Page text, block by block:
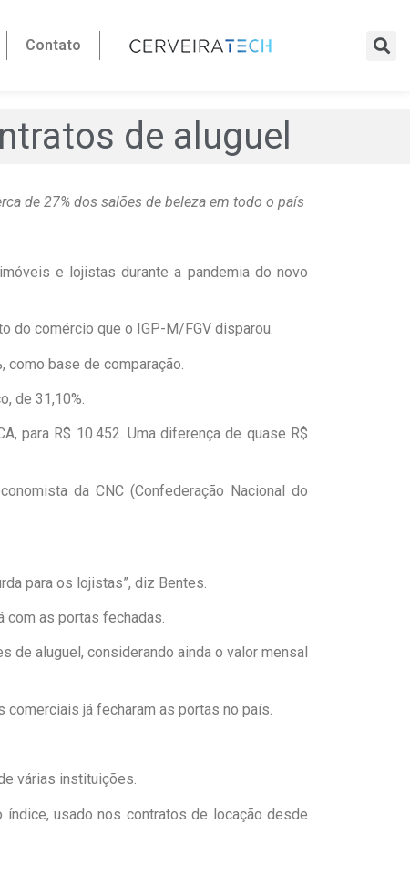
Contato
de aluguel
de 27% dos salões de beleza em todo o país
e lojistas durante a pandemia do novo
do comércio que o IGP-M/FGV disparou.
como base de comparação.
de 31,10%.
para R$ 10.452. Uma diferença de quase R$
da CNC (Confederação Nacional do
para os lojistas”, diz Bentes.
com as portas fechadas.
de aluguel, considerando ainda o valor mensal
já fecharam as portas no país.
várias instituições.
usado nos contratos de locação desde